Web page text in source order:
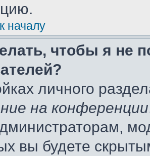
началу
чтобы я не
личного
на конференции
вы будете